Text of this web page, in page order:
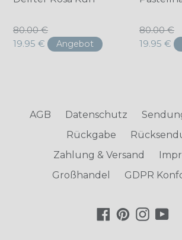
Normaler
Preis
80.00 €
19.95 €
Angebot
Normaler
Preis
80.00 €
19.95 €
AGB Datenschutz
Rückgabe
Zahlung & Versand
Großhandel
GDPR
Facebook
Pinterest